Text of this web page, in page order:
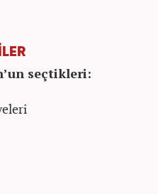
seçtikleri: